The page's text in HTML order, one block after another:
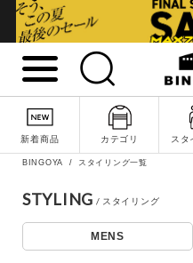
新着商品 カテゴリ スタ
BINGOYA スタイリング一覧
STYLING
MENS